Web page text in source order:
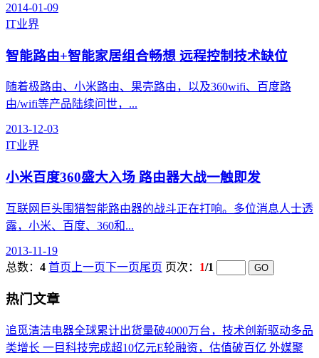
2014-01-09
IT业界
智能路由+智能家居组合畅想 远程控制技术缺位
随着极路由、小米路由、果壳路由，以及360wifi、百度路
由/wifi等产品陆续问世，...
2013-12-03
IT业界
小米百度360盛大入场 路由器大战一触即发
互联网巨头围猎智能路由器的战斗正在打响。多位消息人士透
露，小米、百度、360和...
2013-11-19
总数： 4 首页 上一页下一页尾页 页次： 1/1
热门文章
追觅清洁电器全球累计出货量破4000万台，技术创新驱动多品
类增长 一目科技完成超10亿元E轮融资，估值破百亿 外媒聚